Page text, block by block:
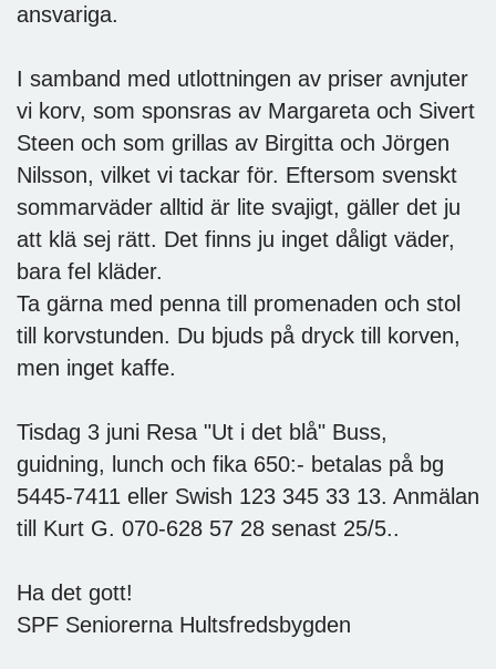
ansvariga.
I samband med utlottningen av priser avnjuter
vi korv, som sponsras av Margareta och Sivert
Steen och som grillas av Birgitta och Jörgen
Nilsson, vilket vi tackar för. Eftersom svenskt
sommarväder alltid är lite svajigt, gäller det ju
att klä sej rätt. Det finns ju inget dåligt väder,
bara fel kläder.
Ta gärna med penna till promenaden och stol
till korvstunden. Du bjuds på dryck till korven,
men inget kaffe.
Tisdag 3 juni Resa "Ut i det blå" Buss,
guidning, lunch och fika 650:- betalas på bg
5445-7411 eller Swish 123 345 33 13. Anmälan
till Kurt G. 070-628 57 28 senast 25/5..
Ha det gott!
SPF Seniorerna Hultsfredsbygden